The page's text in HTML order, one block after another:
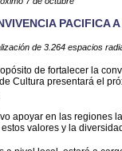
PACIFICA
de 3.264 espacios
de fortalecer la
Cultura presentará el
apoyar en las regiones
valores y la